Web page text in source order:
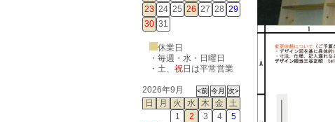
23 24 25 26 27 28 29
30 31
休業日
・毎週・水・日曜日
・ 土、 祝日は平常営業
2026年9月
日
月 火 水 木 金
土
1
2 3 4
5